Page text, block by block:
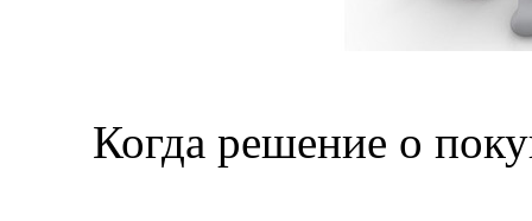
Когда решение о